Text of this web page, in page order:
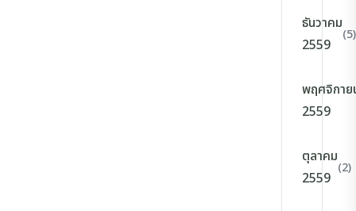
ธันวาคม
2559
(5)
พฤศจิกาย
2559
ตุลาคม
2559
(2)